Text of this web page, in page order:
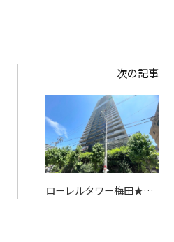
次の記事
ローレルタワー梅田★大